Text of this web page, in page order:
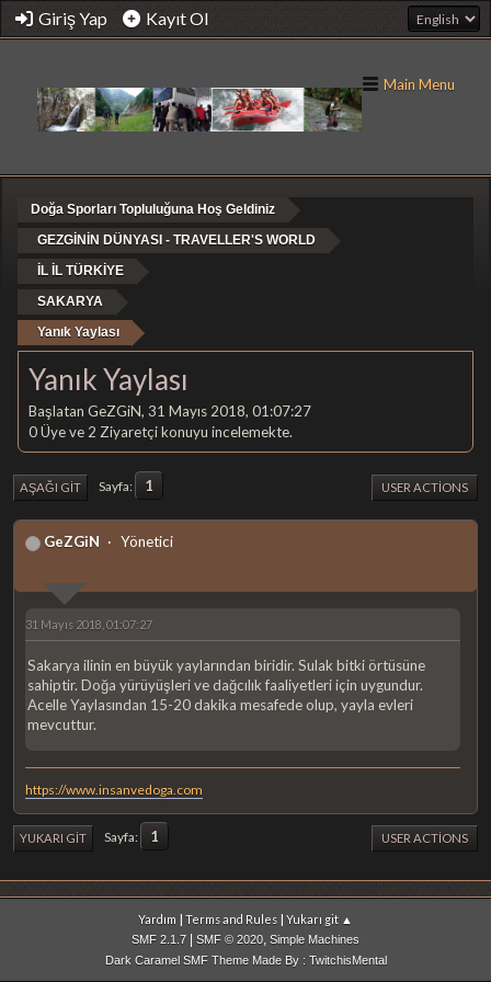
Giriş Yap Kayıt Ol
Main Menu
Doğa Sporları Topluluğuna Hoş Geldiniz
GEZGİNİN DÜNYASI - TRAVELLER'S WORLD
İL İL TÜRKİYE
SAKARYA
Yanık Yaylası
Yanık Yaylası
Başlatan GeZGiN, 31 Mayıs 2018, 01:07:27
0 Üye ve 2 Ziyaretçi konuyu incelemekte.
AŞAĞI GIT Sayfa 1 USER ACTIONS
GeZGiN Yönetici
31 Mayıs 2018, 01:07:27
Sakarya ilinin en büyük yaylarından biridir. Sulak bitki örtüsüne
sahiptir. Doğa yürüyüşleri ve dağcılık faaliyetleri için uygundur.
Acelle Yaylasından 15-20 dakika mesafede olup, yayla evleri
mevcuttur.
https://www.insanvedoga.com
YUKARI GIT Sayfa 1 USER ACTIONS
Yardım | Terms and Rules | Yukarı git ▲
SMF 2.1.7 SMF © 2020, Simple Machines
Dark Caramel SMF Theme Made By : TwitchisMental